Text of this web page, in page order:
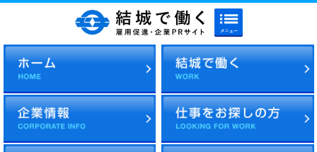
結城で働く 雇用促進・